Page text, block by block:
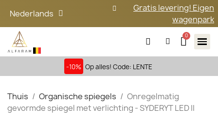
Nederlands
Gratis levering! Eigen
wagenpark
-10% Op alles! Code: LENTE
Thuis Organische spiegels
Onregelmatig
gevormde spiegel met verlichting - SYDERYT LED II